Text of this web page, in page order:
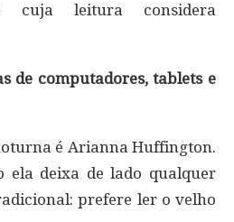
cuja leitura considera
de computadores, tablets e
é Arianna Huffington.
ela deixa de lado qualquer
prefere ler o velho